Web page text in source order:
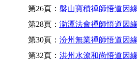
第26頁： 盤山寶積禪師悟道因緣
第28頁： 泐潭法會禪師悟道因緣
第30頁： 汾州無業禪師悟道因緣
第32頁： 洪州水潦和尚悟道因緣